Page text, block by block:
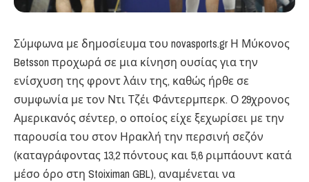
Σύμφωνα με δημοσίευμα του novasports.gr Η Μύκονος
Betsson προχωρά σε μια κίνηση ουσίας για την
ενίσχυση της φροντ λάιν της, καθώς ήρθε σε
συμφωνία με τον Ντι Τζέι Φάντερμπερκ. Ο 29χρονος
Αμερικανός σέντερ, ο οποίος είχε ξεχωρίσει με την
παρουσία του στον Ηρακλή την περσινή σεζόν
(καταγράφοντας 13,2 πόντους και 5,6 ριμπάουντ κατά
μέσο όρο στη Stoiximan GBL), αναμένεται να